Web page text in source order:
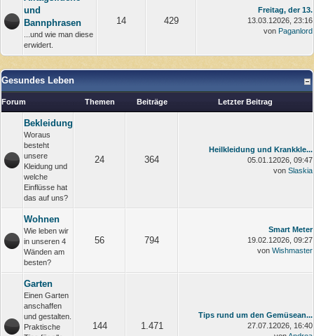
und
Bannphrasen
...und wie man diese
erwidert.
14 429
Freitag, der 13.
13.03.12026, 23:16
von Paganlord
Gesundes Leben
Forum Themen Beiträge Letzter Beitrag
Bekleidung
Woraus
besteht
unsere
Kleidung und
welche
Einflüsse hat
das auf uns?
24 364
Heilkleidung und Krankkle...
05.01.12026, 09:47
von Slaskia
Wohnen
Wie leben wir
in unseren 4
Wänden am
besten?
56 794
Smart Meter
19.02.12026, 09:27
von Wishmaster
Garten
Einen Garten
anschaffen
und gestalten.
Praktische
144 1.471
Tips rund um den Gemüsean...
27.07.12026, 16:40